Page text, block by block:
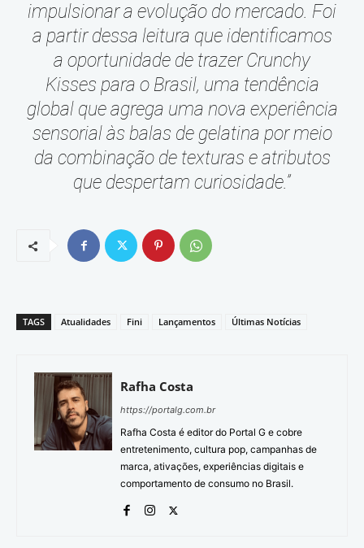
impulsionar a evolução do mercado. Foi
a partir dessa leitura que identificamos
a oportunidade de trazer Crunchy
Kisses para o Brasil, uma tendência
global que agrega uma nova experiência
sensorial às balas de gelatina por meio
da combinação de texturas e atributos
que despertam curiosidade.”
TAGS Atualidades Fini Lançamentos Últimas Notícias
Rafha Costa
https://portalg.com.br
Rafha Costa é editor do Portal G e cobre
entretenimento, cultura pop, campanhas de
marca, ativações, experiências digitais e
comportamento de consumo no Brasil.